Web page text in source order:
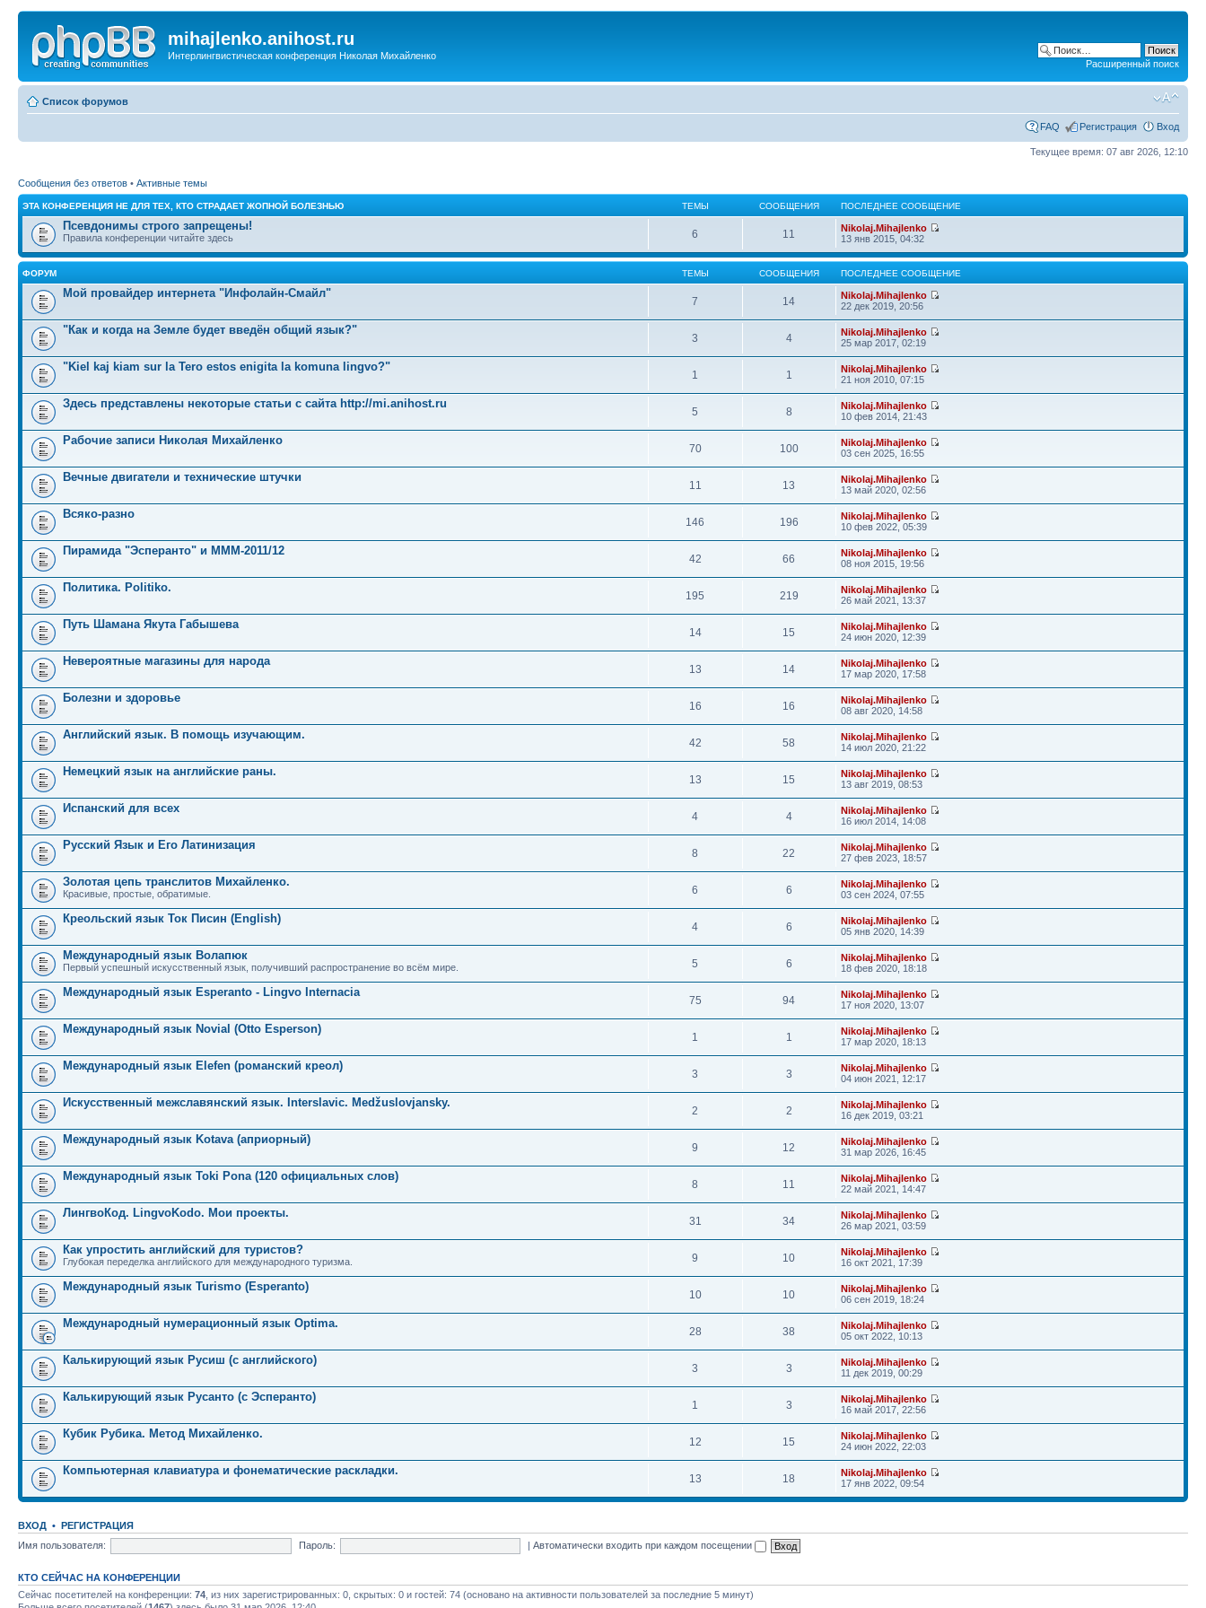
mihajlenko.anihost.ru
Интерлингвистическая конференция Николая Михайленко
Расширенный поиск
Список форумов
FAQ Регистрация Вход
Текущее время: 07 авг 2026, 12:10
Сообщения без ответов • Активные темы
ЭТА КОНФЕРЕНЦИЯ НЕ ДЛЯ ТЕХ, КТО СТРАДАЕТ ЖОПНОЙ БОЛЕЗНЬЮ ТЕМЫ СООБЩЕНИЯ ПОСЛЕДНЕЕ СООБЩЕНИЕ
Псевдонимы строго запрещены!
Правила конференции читайте здесь 6 11
Nikolaj.Mihajlenko
13 янв 2015, 04:32
ФОРУМ ТЕМЫ СООБЩЕНИЯ ПОСЛЕДНЕЕ СООБЩЕНИЕ
Мой провайдер интернета "Инфолайн-Смайл"
7 14
Nikolaj.Mihajlenko
22 дек 2019, 20:56
"Как и когда на Земле будет введён общий язык?"
3 4
Nikolaj.Mihajlenko
25 мар 2017, 02:19
"Kiel kaj kiam sur la Tero estos enigita la komuna lingvo?"
1 1
Nikolaj.Mihajlenko
21 ноя 2010, 07:15
Здесь представлены некоторые статьи с сайта http://mi.anihost.ru
5 8
Nikolaj.Mihajlenko
10 фев 2014, 21:43
Рабочие записи Николая Михайленко
70 100
Nikolaj.Mihajlenko
03 сен 2025, 16:55
Вечные двигатели и технические штучки
11 13
Nikolaj.Mihajlenko
13 май 2020, 02:56
Всяко-разно
146 196
Nikolaj.Mihajlenko
10 фев 2022, 05:39
Пирамида "Эсперанто" и MMM-2011/12
42 66
Nikolaj.Mihajlenko
08 ноя 2015, 19:56
Политика. Politiko.
195 219
Nikolaj.Mihajlenko
26 май 2021, 13:37
Путь Шамана Якута Габышева
14 15
Nikolaj.Mihajlenko
24 июн 2020, 12:39
Невероятные магазины для народа
13 14
Nikolaj.Mihajlenko
17 мар 2020, 17:58
Болезни и здоровье
16 16
Nikolaj.Mihajlenko
08 авг 2020, 14:58
Английский язык. В помощь изучающим.
42 58
Nikolaj.Mihajlenko
14 июл 2020, 21:22
Немецкий язык на английские раны.
13 15
Nikolaj.Mihajlenko
13 авг 2019, 08:53
Испанский для всех
4 4
Nikolaj.Mihajlenko
16 июл 2014, 14:08
Русский Язык и Его Латинизация
8 22
Nikolaj.Mihajlenko
27 фев 2023, 18:57
Золотая цепь транслитов Михайленко.
Красивые, простые, обратимые. 6 6
Nikolaj.Mihajlenko
03 сен 2024, 07:55
Креольский язык Ток Писин (English)
4 6
Nikolaj.Mihajlenko
05 янв 2020, 14:39
Международный язык Волапюк
Первый успешный искусственный язык, получивший распространение во всём мире. 5 6
Nikolaj.Mihajlenko
18 фев 2020, 18:18
Международный язык Esperanto - Lingvo Internacia
75 94
Nikolaj.Mihajlenko
17 ноя 2020, 13:07
Международный язык Novial (Otto Esperson)
1 1
Nikolaj.Mihajlenko
17 мар 2020, 18:13
Международный язык Elefen (романский креол)
3 3
Nikolaj.Mihajlenko
04 июн 2021, 12:17
Искусственный межславянский язык. Interslavic. Medžuslovjansky.
2 2
Nikolaj.Mihajlenko
16 дек 2019, 03:21
Международный язык Kotava (априорный)
9 12
Nikolaj.Mihajlenko
31 мар 2026, 16:45
Международный язык Toki Pona (120 официальных слов)
8 11
Nikolaj.Mihajlenko
22 май 2021, 14:47
ЛингвоКод. LingvoKodo. Мои проекты.
31 34
Nikolaj.Mihajlenko
26 мар 2021, 03:59
Как упростить английский для туристов?
Глубокая переделка английского для международного туризма. 9 10
Nikolaj.Mihajlenko
16 окт 2021, 17:39
Международный язык Turismo (Esperanto)
10 10
Nikolaj.Mihajlenko
06 сен 2019, 18:24
Международный нумерационный язык Optima.
28 38
Nikolaj.Mihajlenko
05 окт 2022, 10:13
Калькирующий язык Русиш (с английского)
3 3
Nikolaj.Mihajlenko
11 дек 2019, 00:29
Калькирующий язык Русанто (с Эсперанто)
1 3
Nikolaj.Mihajlenko
16 май 2017, 22:56
Кубик Рубика. Метод Михайленко.
12 15
Nikolaj.Mihajlenko
24 июн 2022, 22:03
Компьютерная клавиатура и фонематические раскладки.
13 18
Nikolaj.Mihajlenko
17 янв 2022, 09:54
ВХОД • РЕГИСТРАЦИЯ
Имя пользователя:
Пароль: |Автоматически входить при каждом посещении
КТО СЕЙЧАС НА КОНФЕРЕНЦИИ
Сейчас посетителей на конференции: 74 , из них зарегистрированных: 0, скрытых: 0 и гостей: 74 (основано на активности пользователей за последние 5 минут)